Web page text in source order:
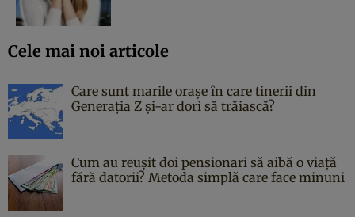
Cele mai noi articole
Care sunt marile orașe în care tinerii din
Generația Z și-ar dori să trăiască?
Cum au reușit doi pensionari să aibă o viață
fără datorii? Metoda simplă care face minuni